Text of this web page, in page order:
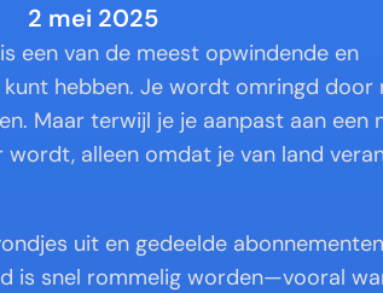
2 mei 2025
een van de meest opwindende en
hebben. Je wordt omringd door
Maar terwijl je je aanpast aan een
alleen omdat je van land
uit en gedeelde
is snel rommelig worden—vooral